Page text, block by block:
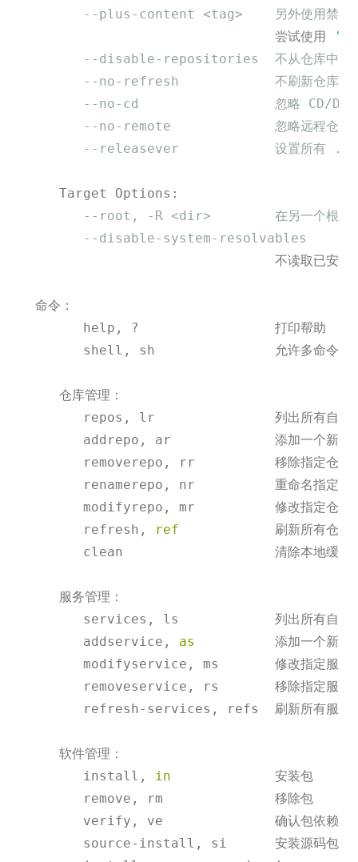
--plus-content <tag>    另外使用禁用的
                                尝试使用
'--
--disable-repositories  不从仓库中读
--no-refresh            不刷新仓库
--no-cd                 忽略 CD/DVD
--no-remote             忽略远程仓库
--releasever            设置所有 .repo
     Target Options:
--root, -R <dir>        在另一个根路径
--disable-system-resolvables
不读取已安装
  命令：
        help, ?                 打印帮助
        shell, sh               允许多命令
     仓库管理：
repos, lr               列出所有自定
addrepo, ar             添加一个新仓
        removerepo, rr          移除指定仓库
renamerepo, nr          重命名指定仓
        modifyrepo, mr          修改指定仓库
        refresh,
ref
            刷新所有仓库
        clean                   清除本地缓存
     服务管理：
services, ls            列出所有自定
        addservice,
as
添加一个新服
        modifyservice, ms       修改指定服务
        removeservice, rs       移除指定服务
        refresh
- services, refs  刷新所有服务
     软件管理：
        install,
in
             安装包
        remove, rm              移除包
verify, ve              确认包依赖的
        source
- install, si      安装源码包及其